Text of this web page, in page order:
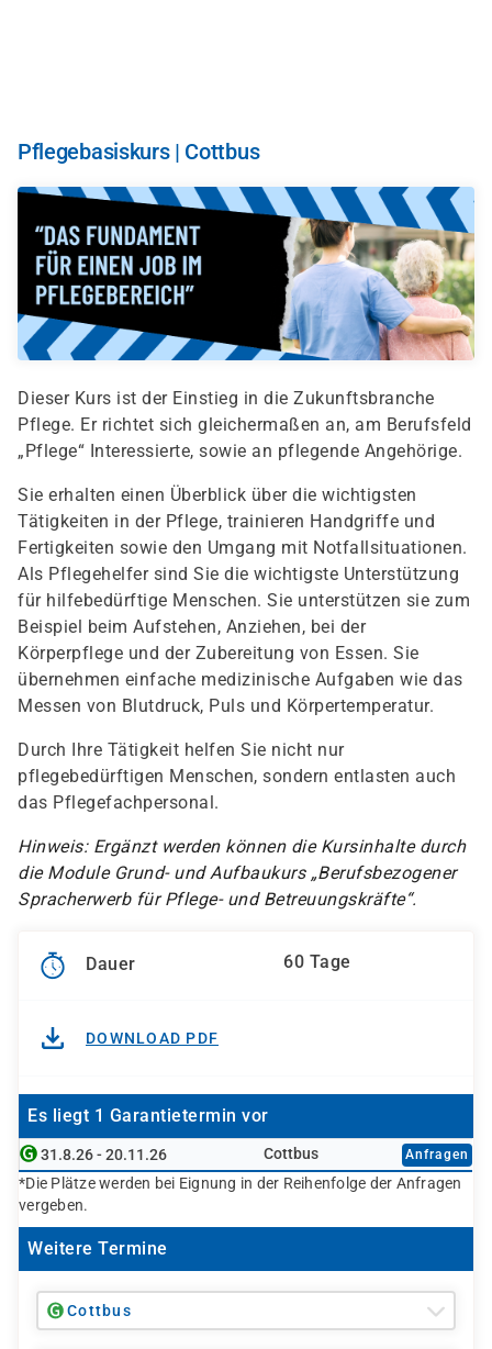
Pflegebasiskurs | Cottbus
Dieser Kurs ist der Einstieg in die Zukunftsbranche
Pflege. Er richtet sich gleichermaßen an, am Berufsfeld
„Pflege“ Interessierte, sowie an pflegende Angehörige.
Sie erhalten einen Überblick über die wichtigsten
Tätigkeiten in der Pflege, trainieren Handgriffe und
Fertigkeiten sowie den Umgang mit Notfallsituationen.
Als Pflegehelfer sind Sie die wichtigste Unterstützung
für hilfebedürftige Menschen. Sie unterstützen sie zum
Beispiel beim Aufstehen, Anziehen, bei der
Körperpflege und der Zubereitung von Essen. Sie
übernehmen einfache medizinische Aufgaben wie das
Messen von Blutdruck, Puls und Körpertemperatur.
Durch Ihre Tätigkeit helfen Sie nicht nur
pflegebedürftigen Menschen, sondern entlasten auch
das Pflegefachpersonal.
Hinweis: Ergänzt werden können die Kursinhalte durch
die Module Grund- und Aufbaukurs „Berufsbezogener
Spracherwerb für Pflege- und Betreuungskräfte“.
Dauer 60 Tage
DOWNLOAD PDF
Es liegt 1 Garantietermin vor
31.8.26 - 20.11.26 Cottbus Anfragen
*Die Plätze werden bei Eignung in der Reihenfolge der Anfragen
vergeben.
Weitere Termine
Cottbus